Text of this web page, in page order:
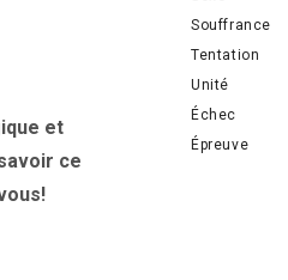
et
ce
Souffrance
Tentation
Unité
Échec
Épreuve